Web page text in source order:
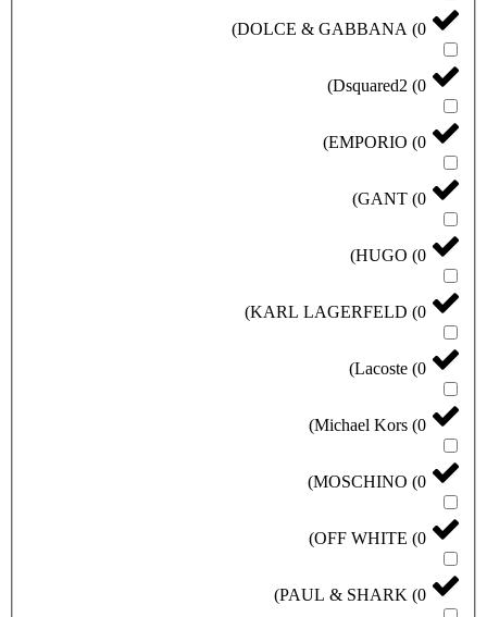
DOLCE & GABBANA (0
)
Dsquared2 (0
)
EMPORIO (0
)
GANT (0
)
HUGO (0
)
KARL LAGERFELD (0
)
Lacoste (0
)
Michael Kors (0
)
MOSCHINO (0
)
OFF WHITE (0
)
PAUL & SHARK (0
)